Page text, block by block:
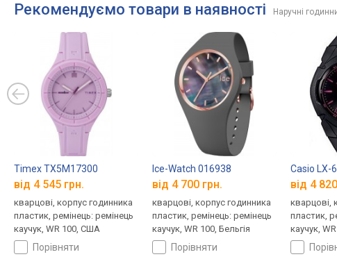
Рекомендуємо товари в наявності Наручні
Timex TX5M17300
від 4 545 грн.
кварцові, корпус годинника
пластик, ремінець: ремінець
каучук, WR 100, США
порівняти
Ice-Watch 016938
від 4 700 грн.
кварцові, корпус годинника
пластик, ремінець: ремінець
каучук, WR 100, Бельгія
порівняти
Casio LX-
від 4
кварцові,
пластик,
каучук,